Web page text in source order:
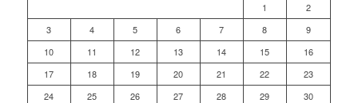
1
2
3
4 5 6 7 8
9
10
11 12 13 14 15
16
17
18 19 20 21 22
23
24
25 26 27 28 29
30